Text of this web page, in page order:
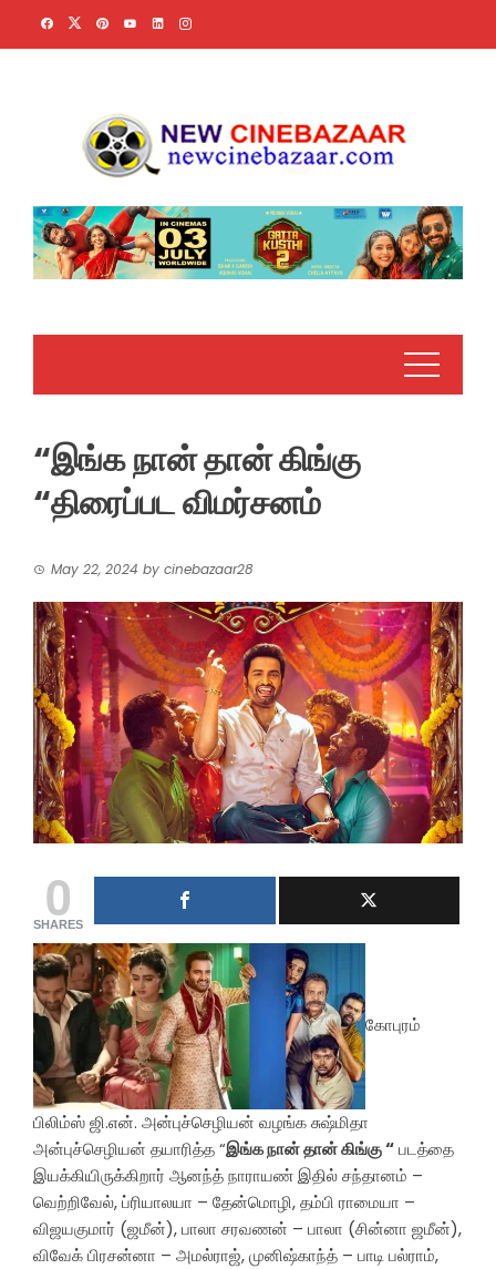
“இங்க நான் தான் கிங்கு
“திரைப்பட விமர்சனம்
May 22, 2024 by cinebazaar28
0
SHARES
கோபுரம்
பிலிம்ஸ் ஜி.என். அன்புச்செழியன் வழங்க சுஷ்மிதா
அன்புச்செழியன் தயாரித்த “இங்க நான் தான் கிங்கு “படத்தை
இயக்கியிருக்கிறார் ஆனந்த் நாராயண் இதில் சந்தானம் –
வெற்றிவேல், ப்ரியாலயா – தேன்மொழி, தம்பி ராமையா –
விஜயகுமார் (ஜமீன்), பாலா சரவணன் – பாலா (சின்னா ஜமீன்),
விவேக் பிரசன்னா – அமல்ராஜ், முனிஷ்காந்த் – பாடி பல்ராம்,